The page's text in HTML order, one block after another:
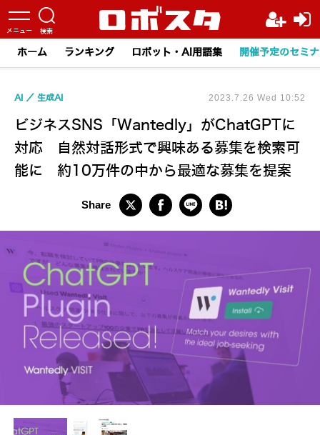
ホーム ランキング ロボット・AI用語集 開催予定のセミ
ビジネスSNS「Wantedly」がChatGPTに
対応 自然対話形式で興味ある募集を検索可
能に 約10万件の中から最適な募集を提案
AI 生成AI 2023.7.26 Wed 10:52